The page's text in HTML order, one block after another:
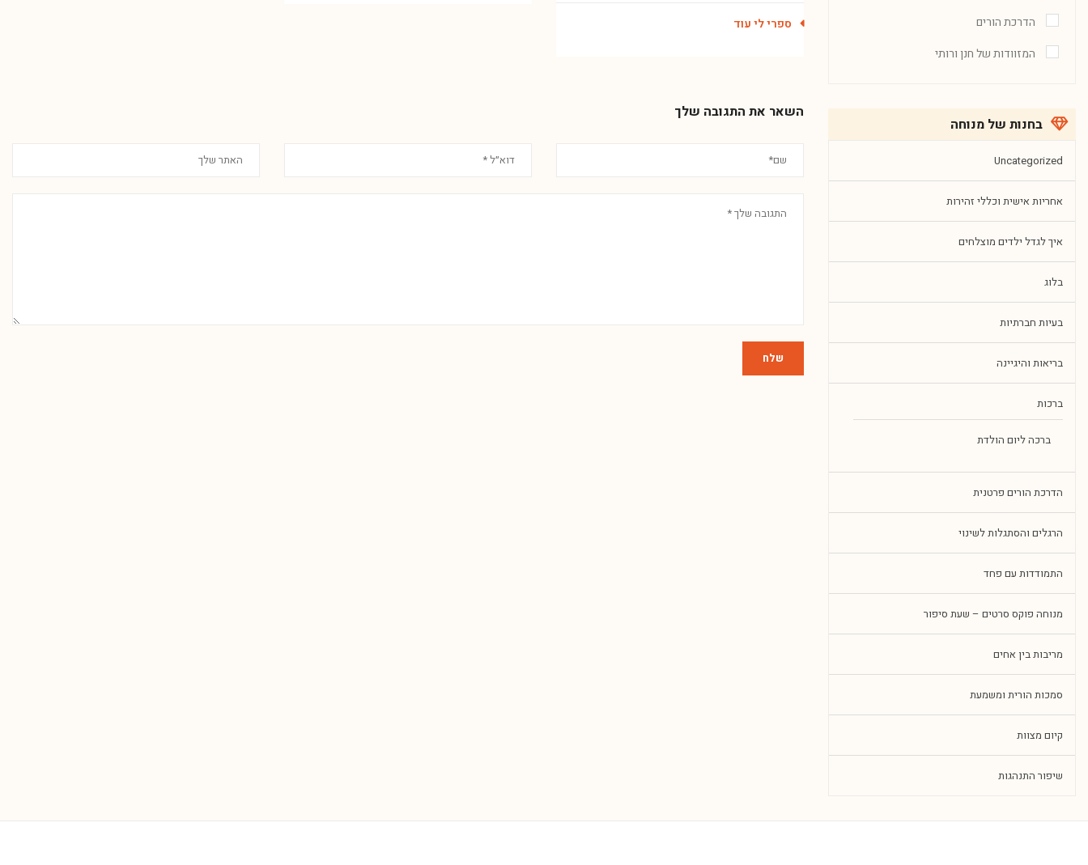
הדרכת הורים
המזוודות של חנן ורותי
בחנות של מנוחה
Uncategorized
אחריות אישית וכללי זהירות
איך לגדל ילדים מוצלחים
בלוג
בעיות חברתיות
בריאות והיגיינה
ברכות
ברכה ליום הולדת
הדרכת הורים פרטנית
הרגלים והסתגלות לשינוי
התמודדות עם פחד
מנוחה פוקס סרטים – שעת סיפור
מריבות בין אחים
סמכות הורית ומשמעת
קיום מצוות
שיפור התנהגות
ספרי לי עוד
השאר את התגובה שלך
שלח